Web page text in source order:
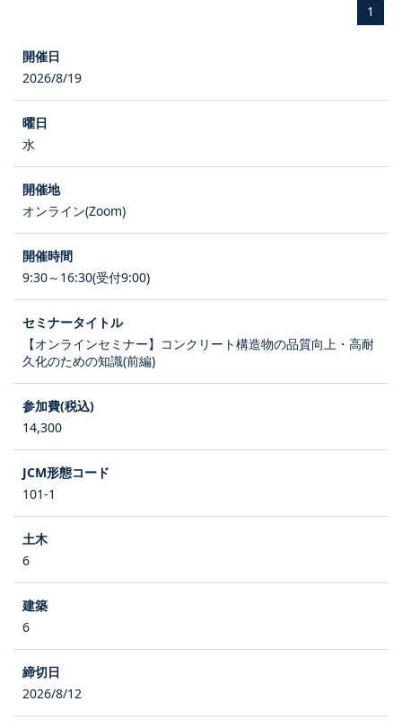
1
2026/8/19
水
オンライン(Zoom)
9:30～16:30(受付9:00)
【オンラインセミナー】コンクリート構造物の品質向上・高耐
久化のための知識(前編)
14,300
101-1
6
6
2026/8/12